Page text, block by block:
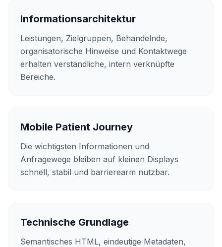
Informationsarchitektur
Leistungen, Zielgruppen, Behandelnde,
organisatorische Hinweise und Kontaktwege
erhalten verständliche, intern verknüpfte
Bereiche.
Mobile Patient Journey
Die wichtigsten Informationen und
Anfragewege bleiben auf kleinen Displays
schnell, stabil und barrierearm nutzbar.
Technische Grundlage
Semantisches HTML, eindeutige Metadaten,